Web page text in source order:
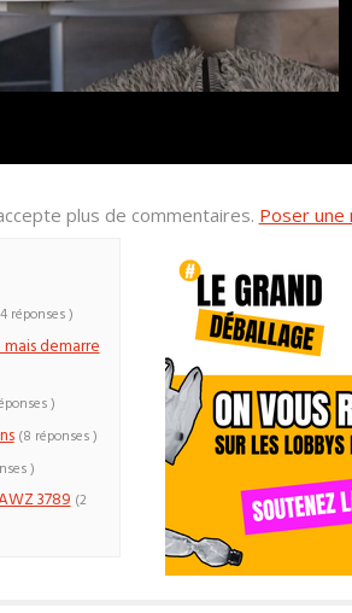
plus de commentaires. Poser une
réponses )
demarre
)
(8 réponses )
)
3789 (2